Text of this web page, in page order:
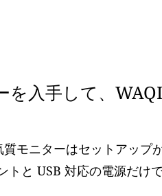
を入手して、
モニターはセットアップ
と USB 対応の電源だけで